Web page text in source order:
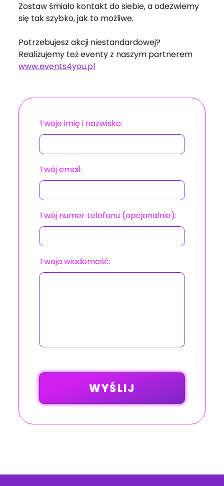
Zostaw śmiało kontakt do siebie, a odezwiemy
się tak szybko, jak to możliwe.
Potrzebujesz akcji niestandardowej?
Realizujemy też eventy z naszym partnerem
www.events4you.pl
Twoje imię i nazwisko:
Twój email:
Twój numer telefonu (opcjonalnie):
Twoja wiadomość: